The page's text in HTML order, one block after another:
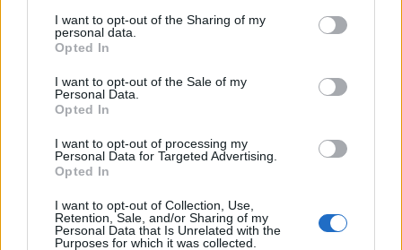
I want to opt-out of the Sharing of my
personal data.
Opted In
I want to opt-out of the Sale of my
Personal Data.
Opted In
I want to opt-out of processing my
Personal Data for Targeted Advertising.
Opted In
I want to opt-out of Collection, Use,
Retention, Sale, and/or Sharing of my
Personal Data that Is Unrelated with the
Purposes for which it was collected.
Edellinen artikkeli
Hegemoniaottelu! Tässä
Nuorten Leijonien ketjut Ruotsi-
taistoon
Seuraava artikkeli
ottelupareilla puolivälieriin!
LIITTYVÄT ARTIKKELIT LISÄÄ TEKIJÄLTÄ
Aleksander Barkov tekee paluun
kaukaloon